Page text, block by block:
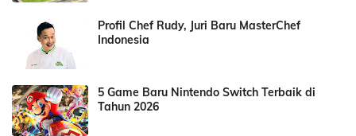
Profil Chef Rudy, Juri Baru MasterChef
Indonesia
5 Game Baru Nintendo Switch Terbaik di
Tahun 2026